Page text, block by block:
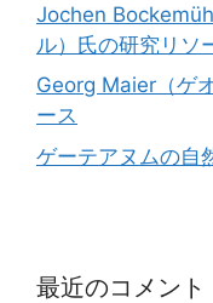
Jochen
ル）氏の研究リソ
Georg Maier（ゲ
ース
ゲーテアヌムの自
最近のコメント